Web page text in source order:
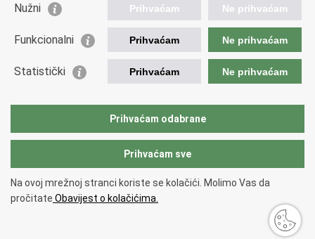
Važne poveznice
Vlada Republike Hrvatske
Europska komisija
Taxation and Customs Union
Copyright © 2026 Ministarstvo financija, Carinska uprava.
korištenja.
Nužni Prihvaćam Ne prihvaćam
Funkcionalni Prihvaćam Ne prihvaćam
Statistički Prihvaćam Ne prihvaćam
Prihvaćam odabrane
Prihvaćam sve
Na ovoj mrežnoj stranci koriste se kolačići. Molimo Vas da
pročitate Obavijest o kolačićima.